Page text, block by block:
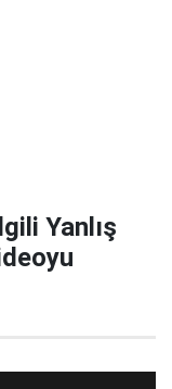
Yanlış